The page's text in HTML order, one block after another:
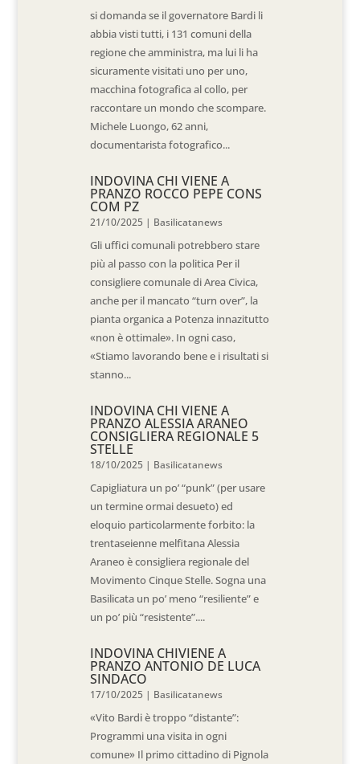
si domanda se il governatore Bardi li
abbia visti tutti, i 131 comuni della
regione che amministra, ma lui li ha
sicuramente visitati uno per uno,
macchina fotografica al collo, per
raccontare un mondo che scompare.
Michele Luongo, 62 anni,
documentarista fotografico...
INDOVINA CHI VIENE A
PRANZO ROCCO PEPE CONS
COM PZ
21/10/2025 | Basilicatanews
Gli uffici comunali potrebbero stare
più al passo con la politica Per il
consigliere comunale di Area Civica,
anche per il mancato “turn over”, la
pianta organica a Potenza innazitutto
«non è ottimale». In ogni caso,
«Stiamo lavorando bene e i risultati si
stanno...
INDOVINA CHI VIENE A
PRANZO ALESSIA ARANEO
CONSIGLIERA REGIONALE 5
STELLE
18/10/2025 | Basilicatanews
Capigliatura un po’ “punk” (per usare
un termine ormai desueto) ed
eloquio particolarmente forbito: la
trentaseienne melfitana Alessia
Araneo è consigliera regionale del
Movimento Cinque Stelle. Sogna una
Basilicata un po’ meno “resiliente” e
un po’ più “resistente”....
INDOVINA CHIVIENE A
PRANZO ANTONIO DE LUCA
SINDACO
17/10/2025 | Basilicatanews
«Vito Bardi è troppo “distante”:
Programmi una visita in ogni
comune» Il primo cittadino di Pignola